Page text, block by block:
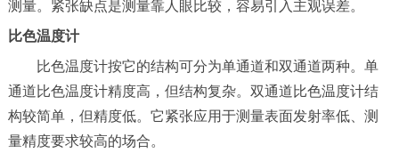
测量。紧张缺点是测量靠人眼比较，容易引入主观误差。
比色温度计
比色温度计按它的结构可分为单通道和双通道两种。单
通道比色温度计精度高，但结构复杂。双通道比色温度计结
构较简单，但精度低。它紧张应用于测量表面发射率低、测
量精度要求较高的场合。